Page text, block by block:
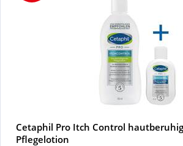
Cetaphil Pro Itch Control
Pflegelotion